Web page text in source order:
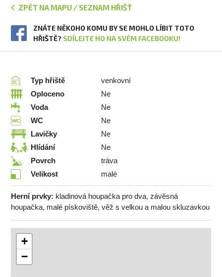
ZPĚT NA MAPU / SEZNAM HŘIŠŤ
ZNÁTE NĚKOHO KOMU BY SE MOHLO LÍBIT TOTO
HŘIŠTĚ? SDÍLEJTE HO NA SVÉM FACEBOOKU!
Typ hřiště
venkovní
Oploceno
Ne
Voda
Ne
WC
Ne
Lavičky
Ne
Hlídání
Ne
Povrch
tráva
Velikost
malé
Herní prvky: kladinová houpačka pro dva, závěsná
houpačka, malé pískoviště, věž s velkou a malou skluzavkou
+
−